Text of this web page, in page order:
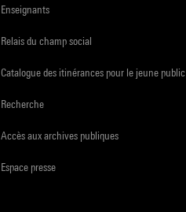
Enseignants
Relais du champ social
Catalogue des itinérances pour le jeune public
Recherche
Accès aux archives publiques
Espace presse